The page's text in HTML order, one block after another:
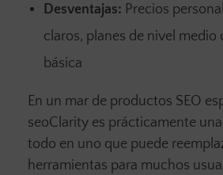
Desventajas: Precios
claros, planes de nivel medio
básica
En un mar de productos SEO
seoClarity es prácticamente
todo en uno que puede
herramientas para muchos